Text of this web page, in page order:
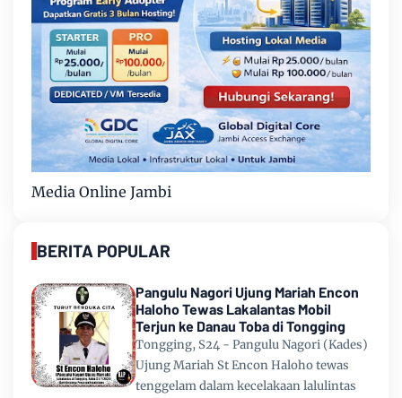
Media Online Jambi
BERITA POPULAR
Pangulu Nagori Ujung Mariah Encon
Haloho Tewas Lakalantas Mobil
Terjun ke Danau Toba di Tongging
Tongging, S24 - Pangulu Nagori (Kades)
Ujung Mariah St Encon Haloho tewas
tenggelam dalam kecelakaan lalulintas